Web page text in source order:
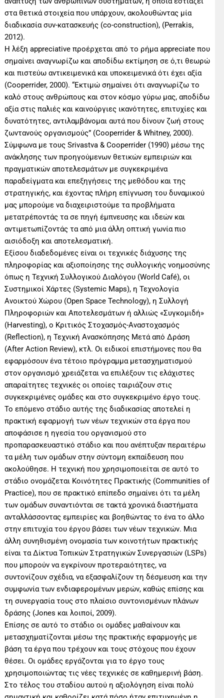
στα θετικά στοιχεία που υπάρχουν, ακολουθώντας μία
διαδικασία συν-κατασκευής (co-construction), (Perrakis,
2012).
Η λέξη appreciative προέρχεται από το ρήμα appreciate που
σημαίνει αναγνωρίζω και αποδίδω εκτίμηση σε ό,τι θεωρώ
και πιστεύω αντικειμενικά και υποκειμενικά ότι έχει αξία
(Cooperrider, 2000). “Εκτιμώ σημαίνει ότι αναγνωρίζω το
καλό στους ανθρώπους και στον κόσμο γύρω μας, αποδίδω
αξία στις παλιές και καινούργιες ικανότητες, επιτυχίες και
δυνατότητες, αντιλαμβάνομαι αυτά που δίνουν ζωή στους
ζωντανούς οργανισμούς” (Cooperrider & Whitney, 2000).
Σύμφωνα με τους Srivastva & Cooperrider (1990) μέσω της
ανάκλησης των προηγούμενων θετικών εμπειριών και
πραγματικών αποτελεσμάτων με συγκεκριμένα
παραδείγματα και επεξηγήσεις της μεθόδου και της
στρατηγικής, και έχοντας πλήρη επίγνωση του δυναμικού
μας μπορούμε να διαχειριστούμε τα προβλήματα
μετατρέποντάς τα σε πηγή έμπνευσης και ιδεών και
αντιμετωπίζοντάς τα από μια άλλη οπτική γωνία πιο
αισιόδοξη και αποτελεσματική.
Εξίσου διαδεδομένες είναι οι τεχνικές διάχυσης της
πληροφορίας και αξιοποίησης της συλλογικής νοημοσύνης
όπως η Τεχνική Συλλογικού Διαλόγου (World Café), οι
Συστημικοί Χάρτες (Systemic Maps), η Τεχνολογία
Ανοικτού Χώρου (Open Space Technology), η Συλλογή
Πληροφοριών και Αποτελεσμάτων ή αλλιώς «Συγκομιδή»
(Harvesting), ο Κριτικός Στοχασμός-Αναστοχασμός
(Reflection), η Τεχνική Ανασκόπησης Μετά από Δράση
(After Action Review), κτλ. Οι ειδικοί επιστήμονες που θα
εφαρμόσουν ένα τέτοιο πρόγραμμα μετασχηματισμού
στον οργανισμό χρειάζεται να επιλέξουν τις ελάχιστες
απαραίτητες τεχνικές οι οποίες ταιριάζουν στις
συγκεκριμένες ομάδες και στο συγκεκριμένο έργο τους.
Το επόμενο στάδιο αυτής της διαδικασίας αποτελεί η
πρακτική εφαρμογή των νέων τεχνικών στα έργα που
αποφάσισε η ηγεσία του οργανισμού στο
προπαρασκευαστικό στάδιο και που ανέπτυξαν περαιτέρω
τα μέλη των ομάδων στην σύντομη εκπαίδευση που
ακολούθησε. Η τεχνική που χρησιμοποιείται σε αυτό το
στάδιο ονομάζεται Κοινότητες Πρακτικής (Communities of
Practice), που σε πρακτικό επίπεδο σημαίνει ότι τα μέλη
των ομάδων συναντιόνται σε τακτά χρονικά διαστήματα
ανταλλάσσοντας εμπειρίες και βοηθώντας το ένα το άλλο
στην επιτυχία του έργου βάσει των νέων τεχνικών. Μια
άλλη συνηθισμένη ονομασία των κοινοτήτων πρακτικής
είναι τα Δίκτυα Τοπικών Στρατηγικών Συνεργασιών (LSPs)
που μπορούν να εγκρίνουν προτεραιότητες, να
συντονίζουν σχέδια, να εξασφαλίζουν τη δέσμευση και την
συμφωνία των ενδιαφερομένων μερών, καθώς επίσης και
τη συνεργασία τους στο πλαίσιο συντονισμένων πλάνων
δράσης (Jones και λοιποί, 2009).
Επίσης σε αυτό το στάδιο οι ομάδες μαθαίνουν και
μετασχηματίζονται μέσω της πρακτικής εφαρμογής με
βάση τα έργα που τρέχουν και τους στόχους που έχουν
θέσει. Οι ομάδες εργάζονται για το έργο τους
χρησιμοποιώντας τις νέες τεχνικές σε καθημερινή βάση.
Στο τέλος του σταδίου αυτού η αξιολόγηση είναι πολύ